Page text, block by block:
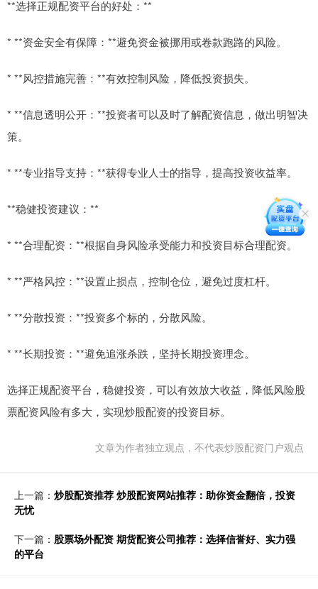
**选择正规配资平台的好处：**
* **资金安全有保障：**避免资金被挪用或卷款跑路的风险。
* **风控措施完善：**有效控制风险，降低投资损失。
* **信息透明公开：**投资者可以及时了解配资信息，做出明智决
策。
* **专业指导支持：**获得专业人士的指导，提高投资收益率。
**稳健投资建议：**
* **合理配资：**根据自身风险承受能力和投资目标合理配资。
* **严格风控：**设置止损点，控制仓位，避免过度杠杆。
* **分散投资：**投资多个标的，分散风险。
* **长期投资：**避免追涨杀跌，坚持长期投资理念。
选择正规配资平台，稳健投资，可以有效放大收益，降低风险股
票配资风险有多大，实现炒股配资的投资目标。
文章为作者独立观点，不代表炒股配资门户观点
上一篇： 炒股配资推荐 炒股配资网站推荐：助你资金翻倍，投资
无忧
下一篇： 股票场外配资 期货配资公司推荐：选择信誉好、实力强
的平台